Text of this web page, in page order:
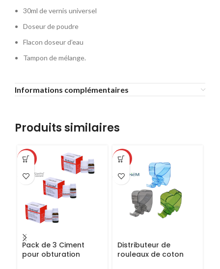
30ml de vernis universel
Doseur de poudre
Flacon doseur d’eau
Tampon de mélange.
Informations complémentaires
Produits similaires
-46%
Pack de 3 Ciment
pour obturation
-10%
Distributeur de
rouleaux de coton